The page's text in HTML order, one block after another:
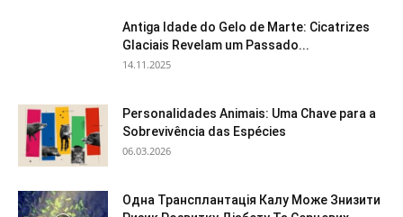
Antiga Idade do Gelo de Marte: Cicatrizes
Glaciais Revelam um Passado...
14.11.2025
Personalidades Animais: Uma Chave para a
Sobrevivência das Espécies
06.03.2026
Одна Трансплантація Калу Може Знизити